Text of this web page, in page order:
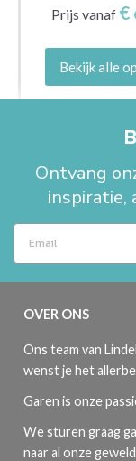
Prijs vanaf €
Bekijk alle
Ontvang
inspiratie,
OVER ONS
Ons team van
wenst je het
Garen is onze
We sturen graag
naar al onze